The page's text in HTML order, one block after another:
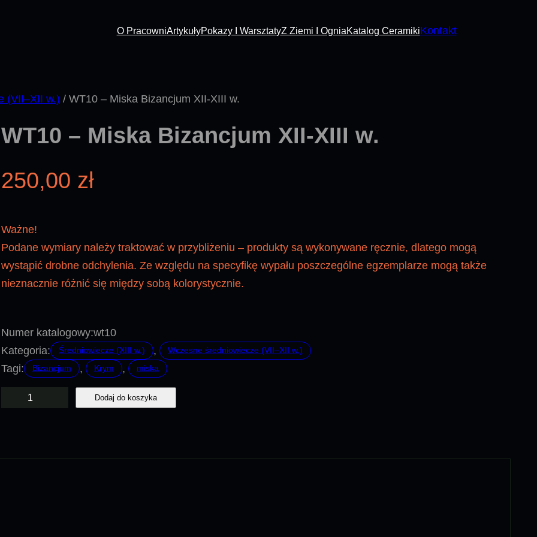
O PracowniArtykułyPokazy I WarsztatyZ Ziemi I OgniaKatalog CeramikiKontakt
(VII–XII w.) / WT10 – Miska Bizancjum XII-XIII w.
WT10 – Miska Bizancjum XII-XIII w.
250,00 zł
Ważne!
Podane wymiary należy traktować w przybliżeniu – produkty są wykonywane ręcznie, dlatego mogą
wystąpić drobne odchylenia. Ze względu na specyfikę wypału poszczególne egzemplarze mogą także
nieznacznie różnić się między sobą kolorystycznie.
Numer katalogowy:wt10
Kategoria:
Średniowiecze (XIII w.) , Wczesne średniowiecze (VII–XII w.)
Tagi: Bizancjum , Krym , miska
Dodaj do koszyka